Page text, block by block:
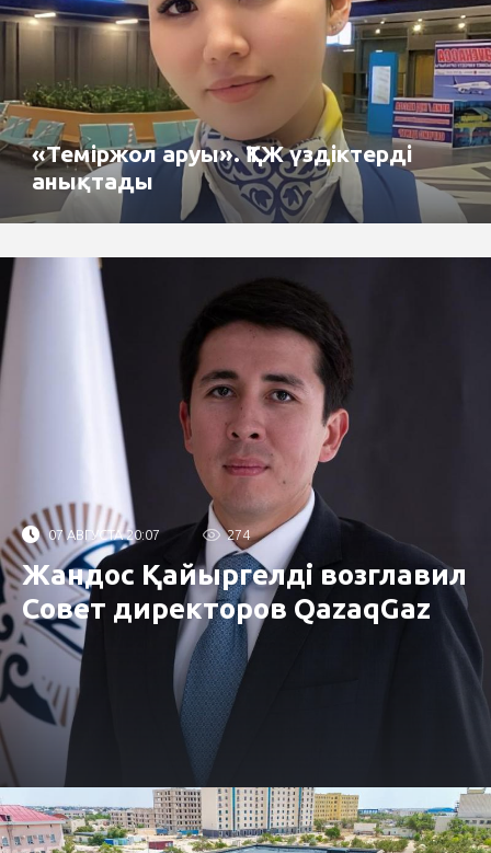
«Теміржол аруы». ҚТЖ үздіктерді
анықтады
07 АВГУСТА 20:07 274
Жандос Қайыргелді возглавил
Совет директоров QazaqGaz